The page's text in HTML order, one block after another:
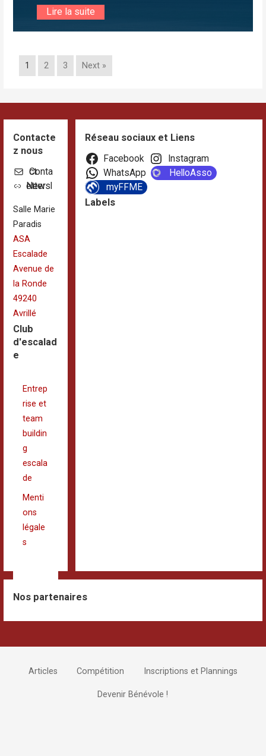
Lire la suite
1 2 3 Next »
Contacte
z nous
Contact
Newsletter
Salle Marie
Paradis
ASA
Escalade
Avenue de
la Ronde
49240
Avrillé
Club
d'escalad
e
Entrep
rise et
team
buildin
g
escala
de
Menti
ons
légale
s
Réseau sociaux et Liens
Facebook
Instagram
WhatsApp
HelloAsso
myFFME
Labels
Nos partenaires
Articles Compétition Inscriptions et Plannings
Devenir Bénévole !